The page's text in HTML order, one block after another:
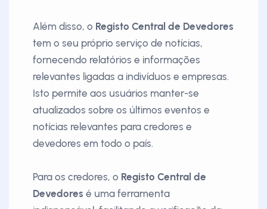
Além disso, o Registo Central de Devedores
tem o seu próprio serviço de notícias,
fornecendo relatórios e informações
relevantes ligadas a indivíduos e empresas.
Isto permite aos usuários manter-se
atualizados sobre os últimos eventos e
notícias relevantes para credores e
devedores em todo o país.
Para os credores, o Registo Central de
Devedores é uma ferramenta